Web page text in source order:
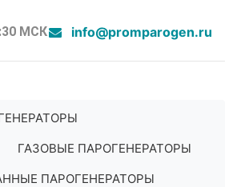
МСК info@promparogen.ru
ГАЗОВЫЕ ПАРОГЕНЕРАТОРЫ
ПАРОГЕНЕРАТОРЫ